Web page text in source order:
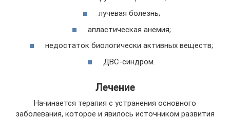
лучевая болезнь;
апластическая анемия;
недостаток биологически активных веществ;
ДВС-синдром.
Лечение
Начинается терапия с устранения основного
заболевания, которое и явилось источником развития